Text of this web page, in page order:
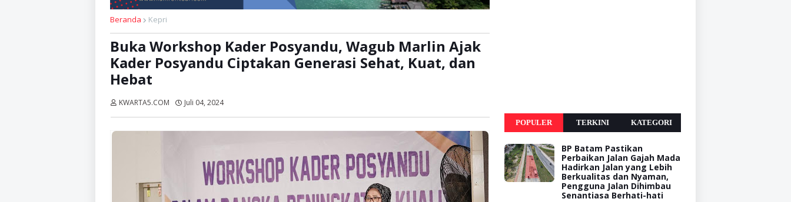
Beranda Kepri
Buka Workshop Kader Posyandu, Wagub Marlin Ajak
Kader Posyandu Ciptakan Generasi Sehat, Kuat, dan
Hebat
KWARTA5.COM Juli 04, 2024
POPULER TERKINI KATEGORI
BP Batam Pastikan
Perbaikan Jalan Gajah Mada
Hadirkan Jalan yang Lebih
Berkualitas dan Nyaman,
Pengguna Jalan Dihimbau
Senantiasa Berhati-hati